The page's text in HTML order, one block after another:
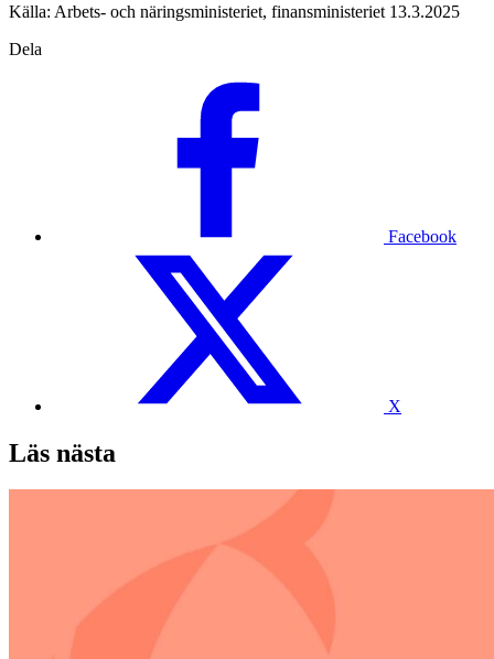
Källa: Arbets- och näringsministeriet, finansministeriet 13.3.2025
Dela
Facebook
X
Läs nästa